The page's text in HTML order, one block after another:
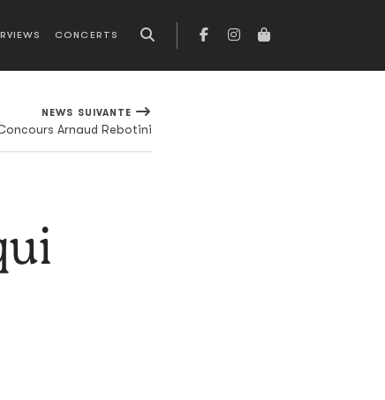
CONCERTS
NEWS SUIVANTE
Arnaud Rebotini